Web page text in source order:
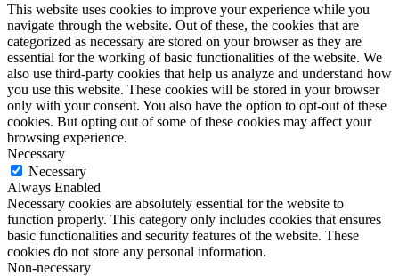
This website uses cookies to improve your experience while you
navigate through the website. Out of these, the cookies that are
categorized as necessary are stored on your browser as they are
essential for the working of basic functionalities of the website. We
also use third-party cookies that help us analyze and understand how
you use this website. These cookies will be stored in your browser
only with your consent. You also have the option to opt-out of these
cookies. But opting out of some of these cookies may affect your
browsing experience.
Necessary
Necessary
Always Enabled
Necessary cookies are absolutely essential for the website to
function properly. This category only includes cookies that ensures
basic functionalities and security features of the website. These
cookies do not store any personal information.
Non-necessary